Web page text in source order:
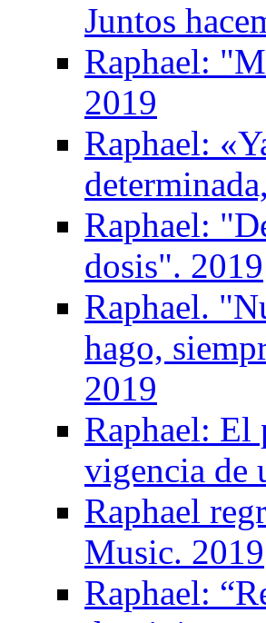
Juntos
Raphael:
2019
Raphael:
Raphael:
dosis". 2019
Raphael.
hago,
2019
Raphael: El
vigencia de
Raphael
Music. 2019
Raphael: